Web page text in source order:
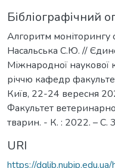
Бібліографічний
Алгоритм моніторингу
Насальська С.Ю. //
Міжнародної наукової
річчю кафедр
Київ, 22-24 вересня
Факультет
тварин. - К. : 2022. – С.
URI
https://